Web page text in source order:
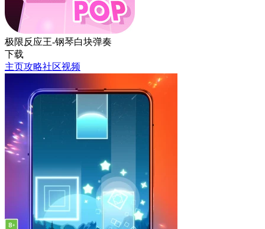
极限反应王-钢琴白块弹奏
下载
主页攻略社区视频